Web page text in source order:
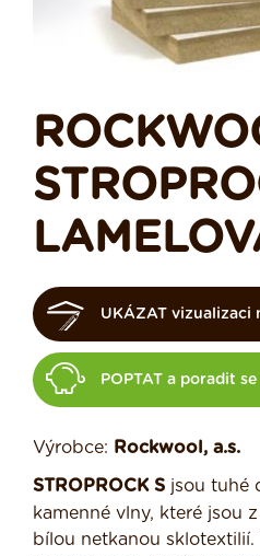
UKÁZAT vizualizaci
POPTAT a poradit se
Výrobce: Rockwool, a.s.
STROPROCK S jsou tuhé
kamenné vlny, které jsou
bílou netkanou sklotextilií.